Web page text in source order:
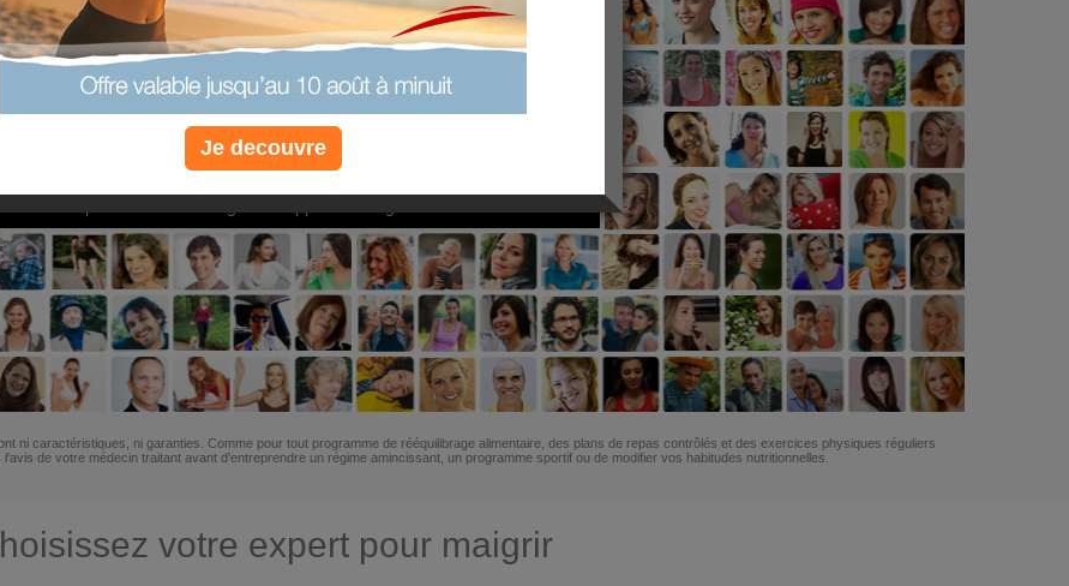
PLUS
EFFICACE
PLUS
SANTÉ
PLUS
COACHING
Non, je préfère le régime gratuit
ni caractéristiques, ni garanties. Comme pour tout programme de rééquilibrage alimentaire, des plans de repas contrôlés et des exercices physiques réguliers
de votre médecin traitant avant d'entreprendre un régime amincissant, un programme sportif ou de modifier vos habitudes nutritionnelles.
votre expert pour maigrir
Je decouvre